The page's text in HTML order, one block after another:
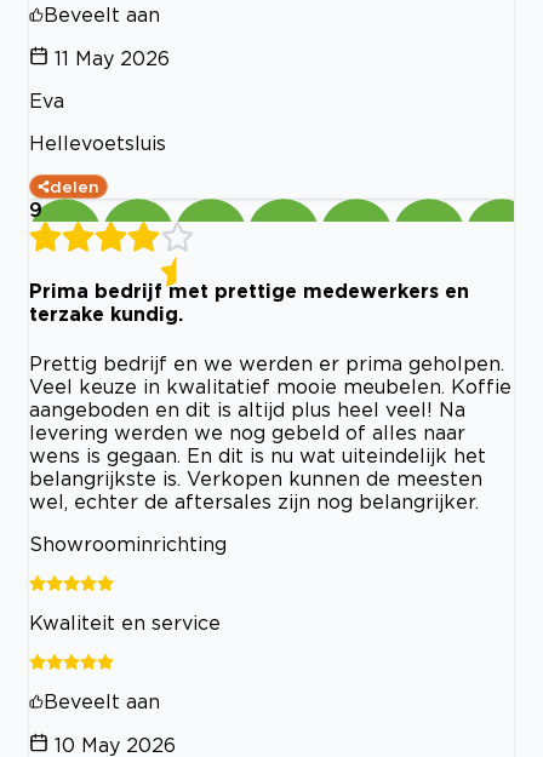
Beveelt aan
11 May 2026
Eva
Hellevoetsluis
delen
9
Prima bedrijf met prettige medewerkers en
terzake kundig.
Prettig bedrijf en we werden er prima geholpen.
Veel keuze in kwalitatief mooie meubelen. Koffie
aangeboden en dit is altijd plus heel veel! Na
levering werden we nog gebeld of alles naar
wens is gegaan. En dit is nu wat uiteindelijk het
belangrijkste is. Verkopen kunnen de meesten
wel, echter de aftersales zijn nog belangrijker.
Showroominrichting
Kwaliteit en service
Beveelt aan
10 May 2026